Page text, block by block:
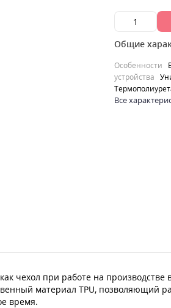
Общие
Особенности
устройства
Все
чехол при работе на
материал TPU, позволяющий
время.